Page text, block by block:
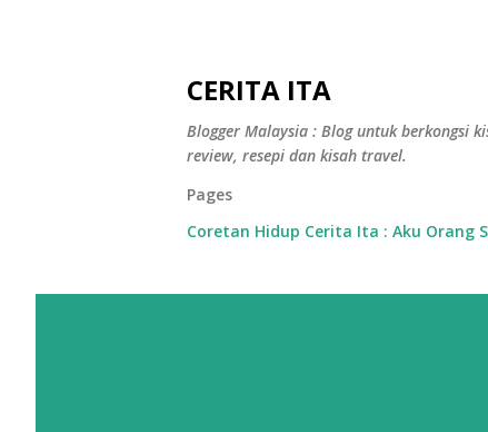
CERITA ITA
Blogger Malaysia : Blog untuk berkongsi
review, resepi dan kisah travel.
Pages
Coretan Hidup Cerita Ita : Aku Orang